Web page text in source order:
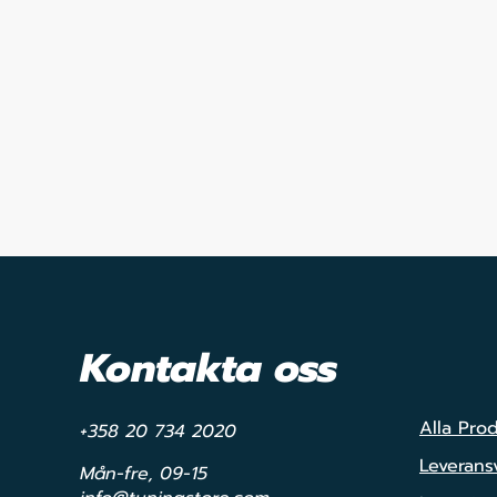
Kontakta oss
+358 20 734 2020
Mån-fre, 09-15
Alla